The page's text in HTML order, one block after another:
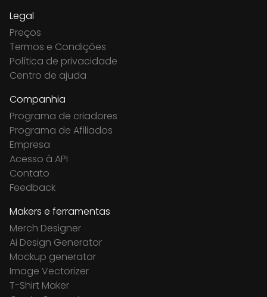
Legal
Preços
Termos e Condições
Política de privacidade
Centro de ajuda
Companhia
Programa de criadores
Programa de Afiliados
Empresa
Acesso à API
Contato
Feedback
Makers e ferramentas
Merch Designer
Ai Design Generator
Mockup generator
Image Vectorizer
T-Shirt Maker